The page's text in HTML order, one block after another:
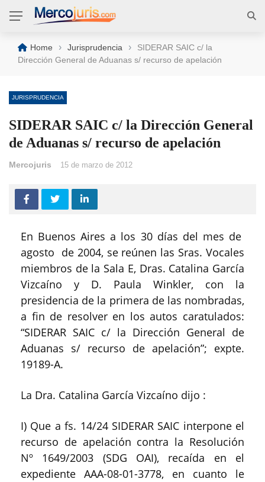
Home › Jurisprudencia ›
SIDERAR SAIC c/ la
Dirección General de Aduanas s/ recurso de apelación
JURISPRUDENCIA
SIDERAR SAIC c/ la Dirección General
de Aduanas s/ recurso de apelación
Mercojuris 15 de marzo de 2012
En Buenos Aires a los 30 días del mes de
agosto de 2004, se reúnen las Sras. Vocales
miembros de la Sala E, Dras. Catalina García
Vizcaíno y D. Paula Winkler, con la
presidencia de la primera de las nombradas,
a fin de resolver en los autos caratulados:
“SIDERAR SAIC c/ la Dirección General de
Aduanas s/ recurso de apelación”; expte.
19189-A.
La Dra. Catalina García Vizcaíno dijo :
I) Que a fs. 14/24 SIDERAR SAIC interpone el
recurso de apelación contra la Resolución
Nº 1649/2003 (SDG OAI), recaída en el
expediente AAA-08-01-3778, en cuanto le